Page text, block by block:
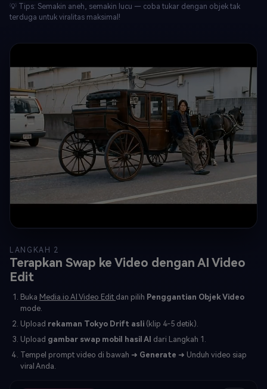
💡 Tips: Semakin aneh, semakin lucu — coba tukar dengan objek tak
terduga untuk viralitas maksimal!
LANGKAH 2
Terapkan Swap ke Video dengan AI Video
Edit
Buka Media.io AI Video Edit dan pilih Penggantian Objek Video
mode.
Upload rekaman Tokyo Drift asli (klip 4-5 detik).
Upload gambar swap mobil hasil AI dari Langkah 1.
Tempel prompt video di bawah ➜ Generate ➜ Unduh video siap
viral Anda.